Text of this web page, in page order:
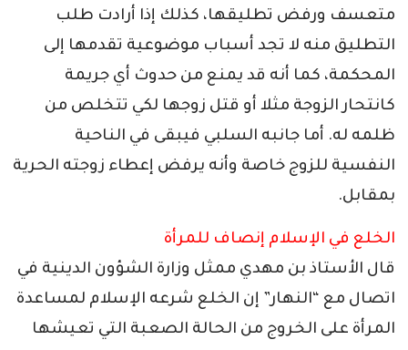
متعسف ورفض تطليقها، كذلك إذا أرادت طلب
التطليق منه لا تجد أسباب موضوعية تقدمها إلى
المحكمة، كما أنه قد يمنع من حدوث أي جريمة
كانتحار الزوجة مثلا أو قتل زوجها لكي تتخلص من
ظلمه له. أما جانبه السلبي فيبقى في الناحية
النفسية للزوج خاصة وأنه يرفض إعطاء زوجته الحرية
بمقابل.
الخلع في الإسلام إنصاف للمرأة
قال الأستاذ بن مهدي ممثل وزارة الشؤون الدينية في
اتصال مع “النهار” إن الخلع شرعه الإسلام لمساعدة
المرأة على الخروج من الحالة الصعبة التي تعيشها